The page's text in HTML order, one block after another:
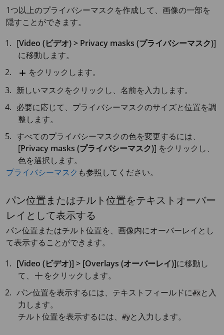
1つ以上のプライバシーマスクを作成して、画像の一部を
隠すことができます。
[Video (ビデオ) > Privacy masks (プライバシーマスク)]
に移動します。
をクリックします。
新しいマスクをクリックし、名前を入力します。
必要に応じて、プライバシーマスクのサイズと位置を調
整します。
すべてのプライバシーマスクの色を変更するには、
[Privacy masks (プライバシーマスク)] をクリックし、
色を選択します。
プライバシーマスク も参照してください。
パン位置またはチルト位置をテキストオーバー
レイとして表示する
パン位置またはチルト位置を、画像内にオーバーレイとし
て表示することができます。
[Video (ビデオ)] > [Overlays (オーバーレイ)]に移動し
て、
をクリックします。
パン位置を表示するには、テキストフィールドに#xと入
力します。
チルト位置を表示するには、
#yと入力します。